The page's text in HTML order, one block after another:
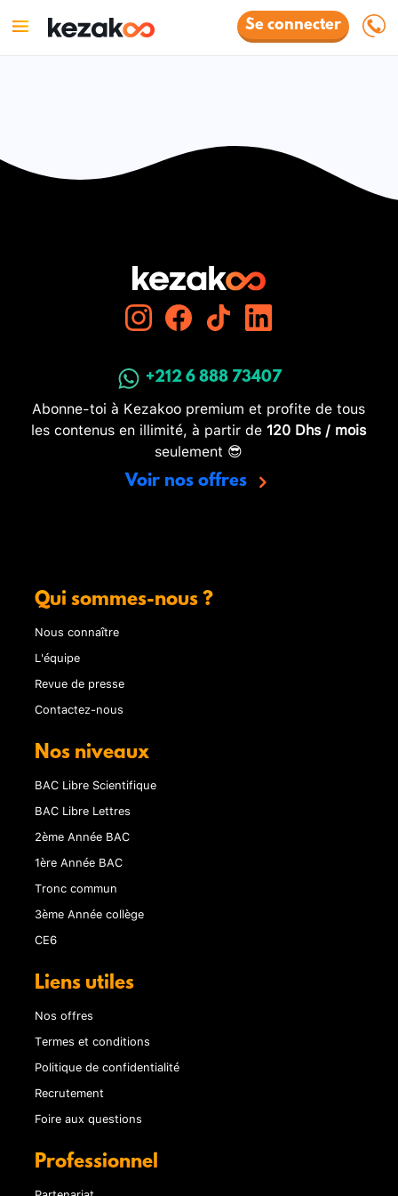
Se connecter
+212 6 888 73407
Abonne-toi à Kezakoo premium et profite de tous
les contenus en illimité, à partir de 120 Dhs / mois
seulement 😎
Voir nos offres
Qui sommes-nous ?
Nous connaître
L'équipe
Revue de presse
Contactez-nous
Nos niveaux
BAC Libre Scientifique
BAC Libre Lettres
2ème Année BAC
1ère Année BAC
Tronc commun
3ème Année collège
CE6
Liens utiles
Nos offres
Termes et conditions
Politique de confidentialité
Recrutement
Foire aux questions
Professionnel